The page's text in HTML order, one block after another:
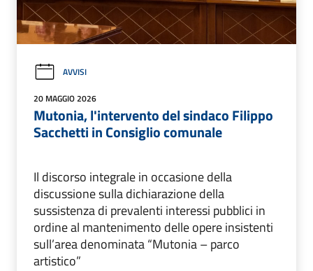
AVVISI
20 MAGGIO 2026
Mutonia, l'intervento del sindaco Filippo
Sacchetti in Consiglio comunale
Il discorso integrale in occasione della
discussione sulla dichiarazione della
sussistenza di prevalenti interessi pubblici in
ordine al mantenimento delle opere insistenti
sull’area denominata “Mutonia – parco
artistico”